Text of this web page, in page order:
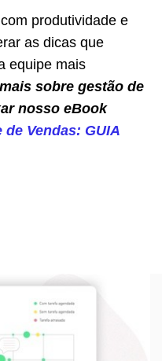
produtividade e
as dicas que
equipe mais
sobre gestão de
nosso eBook
de Vendas: GUIA